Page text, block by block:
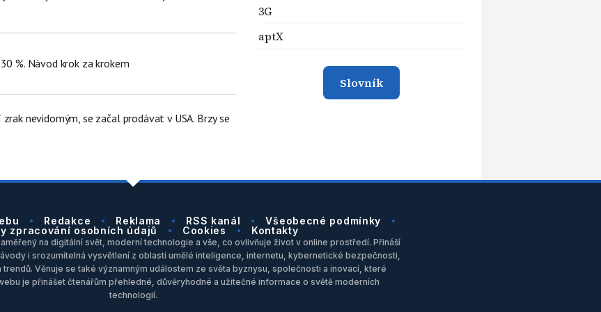
%. Návod krok za krokem
nevidomým, se začal prodávat v USA. Brzy se
3G
aptX
Slovník
Redakce Reklama RSS kanál
Všeobecné podmínky
zpracování osobních údajů
Cookies Kontakty
na digitální svět, moderní technologie a vše, co ovlivňuje život v online prostředí. Přináší
i srozumitelná vysvětlení z oblasti umělé inteligence, internetu, kybernetické bezpečnosti,
Věnuje se také významným událostem ze světa byznysu, společnosti a inovací, které
je přinášet čtenářům přehledné, důvěryhodné a užitečné informace o světě moderních
technologií.